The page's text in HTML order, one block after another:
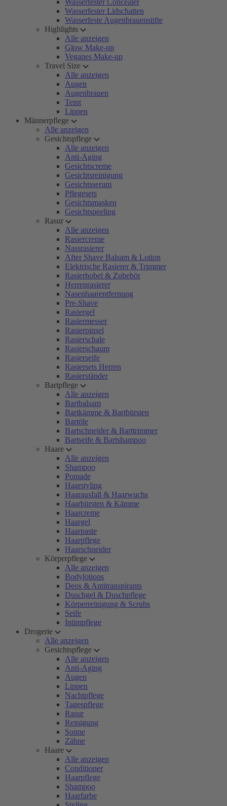
Wasserfester Concealer
Wasserfester Lidschatten
Wasserfeste Augenbrauenstifte
Highlights
Alle anzeigen
Glow Make-up
Veganes Make-up
Travel Size
Alle anzeigen
Augen
Augenbrauen
Teint
Lippen
Männerpflege
Alle anzeigen
Gesichtspflege
Alle anzeigen
Anti-Aging
Gesichtscreme
Gesichtsreinigung
Gesichtsserum
Pflegesets
Gesichtsmasken
Gesichtspeeling
Rasur
Alle anzeigen
Rasiercreme
Nassrasierer
After Shave Balsam & Lotion
Elektrische Rasierer & Trimmer
Rasierhobel & Zubehör
Herrenrasierer
Nasenhaarentfernung
Pre-Shave
Rasiergel
Rasiermesser
Rasierpinsel
Rasierschale
Rasierschaum
Rasierseife
Rasiersets Herren
Rasierständer
Bartpflege
Alle anzeigen
Bartbalsam
Bartkämme & Bartbürsten
Bartöle
Bartschneider & Barttrimmer
Bartseife & Bartshampoo
Haare
Alle anzeigen
Shampoo
Pomade
Haarstyling
Haarausfall & Haarwuchs
Haarbürsten & Kämme
Haarcreme
Haargel
Haarpaste
Haarpflege
Haarschneider
Körperpflege
Alle anzeigen
Bodylotions
Deos & Antitranspirants
Duschgel & Duschpflege
Körperreinigung & Scrubs
Seife
Intimpflege
Drogerie
Alle anzeigen
Gesichtspflege
Alle anzeigen
Anti-Aging
Augen
Lippen
Nachtpflege
Tagespflege
Rasur
Reinigung
Sonne
Zähne
Haare
Alle anzeigen
Conditioner
Haarpflege
Shampoo
Haarfarbe